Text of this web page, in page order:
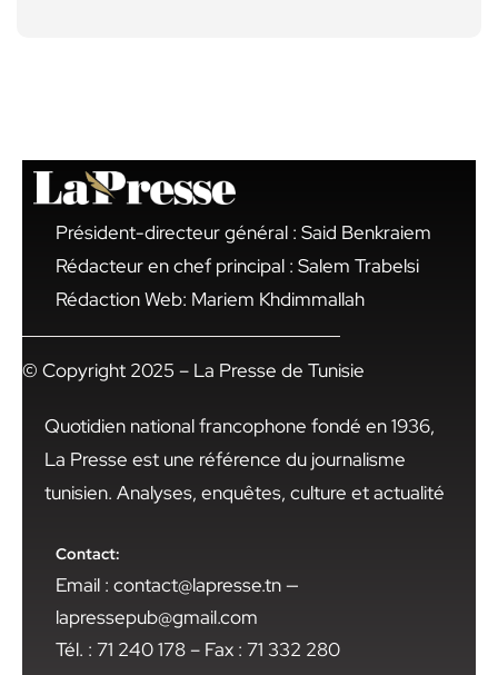
Président-directeur général : Said Benkraiem
Rédacteur en chef principal : Salem Trabelsi
Rédaction Web: Mariem Khdimmallah
© Copyright 2025 – La Presse de Tunisie
Quotidien national francophone fondé en 1936,
La Presse est une référence du journalisme
tunisien. Analyses, enquêtes, culture et actualité
Contact:
Email : contact@lapresse.tn —
lapressepub@gmail.com
Tél. : 71 240 178 – Fax : 71 332 280